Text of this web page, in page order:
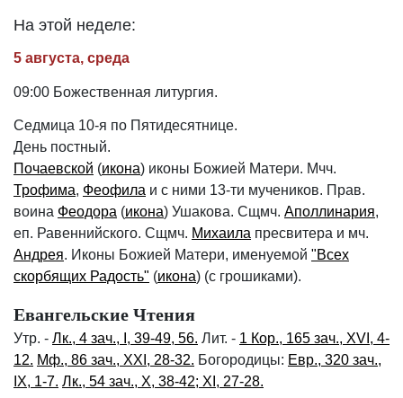
На этой неделе:
5 августа, среда
09:00 Божественная литургия.
Седмица 10-я по Пятидесятнице.
День постный.
Почаевской (икона) иконы Божией Матери. Мчч.
Трофима, Феофила и с ними 13-ти мучеников. Прав.
воина Феодора (икона) Ушакова. Сщмч. Аполлинария,
еп. Равеннийского. Сщмч. Михаила пресвитера и мч.
Андрея. Иконы Божией Матери, именуемой "Всех
скорбящих Радость" (икона) (с грошиками).
Евангельские Чтения
Утр. - Лк., 4 зач., I, 39-49, 56. Лит. - 1 Кор., 165 зач., XVI, 4-
12. Мф., 86 зач., XXI, 28-32. Богородицы: Евр., 320 зач.,
IX, 1-7. Лк., 54 зач., X, 38-42; XI, 27-28.